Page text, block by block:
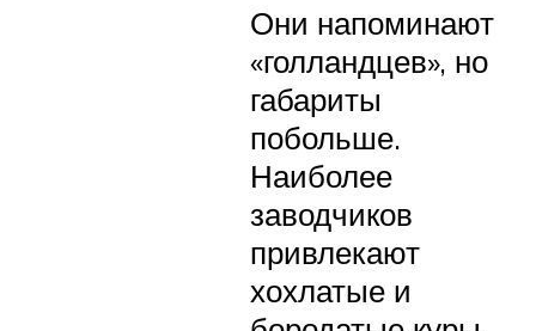
Они напоминают
«голландцев», но
габариты
побольше.
Наиболее
заводчиков
привлекают
хохлатые и